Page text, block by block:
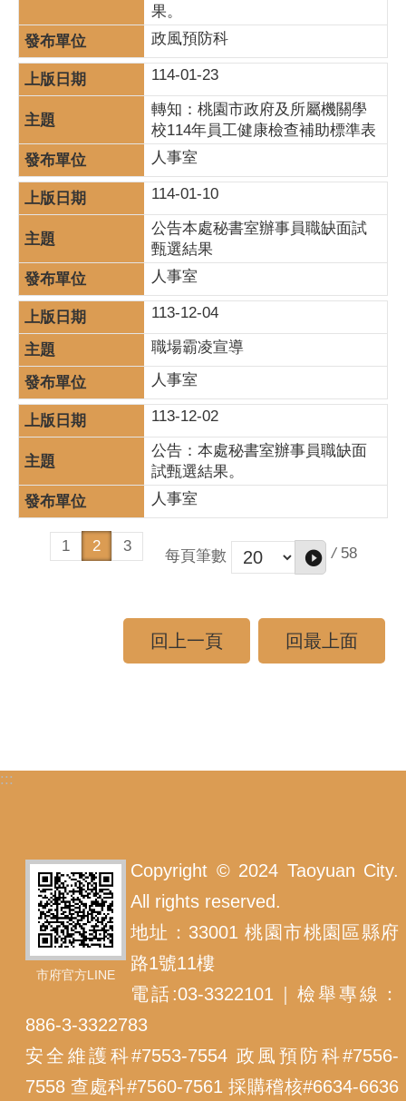
果。
政風預防科
114-01-23
轉知：桃園市政府及所屬機關學
校114年員工健康檢查補助標準表
人事室
114-01-10
公告本處秘書室辦事員職缺面試
甄選結果
人事室
113-12-04
職場霸凌宣導
人事室
113-12-02
公告：本處秘書室辦事員職缺面
試甄選結果。
人事室
1 2 3
每頁筆數 / 58
回上一頁 回最上面
:::
市府官方LINE
Copyright © 2024 Taoyuan City.
All rights reserved.
地址：33001 桃園市桃園區縣府
路1號11樓
電話:03-3322101｜檢舉專線：
886-3-3322783
安全維護科#7553-7554 政風預防科#7556-
7558 查處科#7560-7561 採購稽核#6634-6636